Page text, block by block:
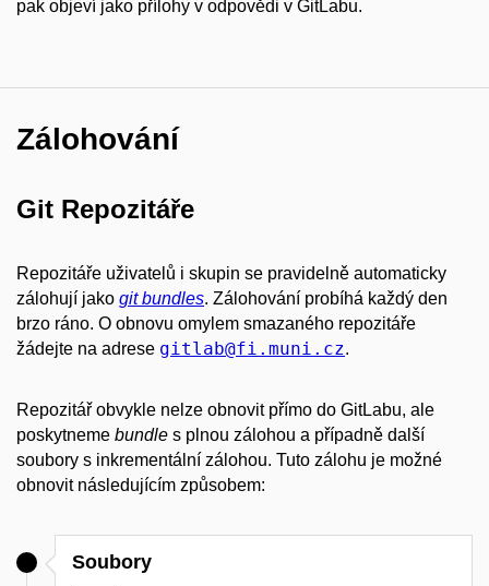
pak objeví jako přílohy v odpovědi v GitLabu.
Zálohování
Git Repozitáře
Repozitáře uživatelů i skupin se pravidelně automaticky
zálohují jako git bundles. Zálohování probíhá každý den
brzo ráno. O obnovu omylem smazaného repozitáře
žádejte na adrese gitlab@fi .muni .cz.
Repozitář obvykle nelze obnovit přímo do GitLabu, ale
poskytneme bundle s plnou zálohou a případně další
soubory s inkrementální zálohou. Tuto zálohu je možné
obnovit následujícím způsobem:
Soubory